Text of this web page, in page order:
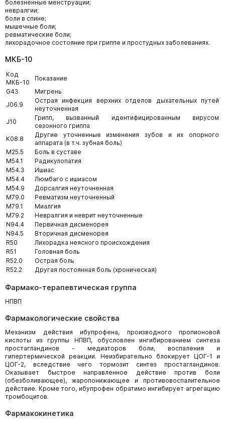
болезненные менструации;
невралгии;
боли в спине;
мышечные боли;
ревматические боли;
лихорадочное состояние при гриппе и простудных заболеваниях.
МКБ-10
Код
МКБ-10
Показание
G43
Мигрень
J06.9
Острая инфекция верхних отделов дыхательных путей
неуточненная
J10
Грипп, вызванный идентифицированным вирусом
сезонного гриппа
K08.8
Другие уточненные изменения зубов и их опорного
аппарата (в т.ч. зубная боль)
M25.5
Боль в суставе
M54.1
Радикулопатия
M54.3
Ишиас
M54.4
Люмбаго с ишиасом
M54.9
Дорсалгия неуточненная
M79.0
Ревматизм неуточненный
M79.1
Миалгия
M79.2
Невралгия и неврит неуточненные
N94.4
Первичная дисменорея
N94.5
Вторичная дисменорея
R50
Лихорадка неясного происхождения
R51
Головная боль
R52.0
Острая боль
R52.2
Другая постоянная боль (хроническая)
Фармако-терапевтическая группа
НПВП
Фармакологические свойства
Механизм действия ибупрофена, производного пропионовой
кислоты из группы НПВП, обусловлен ингибированием синтеза
простагландинов - медиаторов боли, воспаления и
гипертермической реакции. Неизбирательно блокирует ЦОГ-1 и
ЦОГ-2, вследствие чего тормозит синтез простагландинов.
Оказывает быстрое направленное действие против боли
(обезболивающее), жаропонижающее и противовоспалительное
действие. Кроме того, ибупрофен обратимо ингибирует агрегацию
тромбоцитов.
Фармакокинетика